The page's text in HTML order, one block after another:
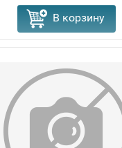
В корзину